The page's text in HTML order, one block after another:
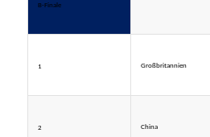
B-Finale
1 Großbritannien
2 China